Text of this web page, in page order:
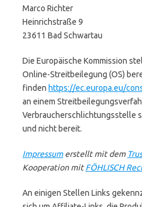
Marco Richter
Heinrichstraße 9
23611 Bad Schwartau
Die Europäische Kommission
Online-Streitbeilegung (OS)
finden https://ec.europa.eu/
an einem
Verbraucherschlichtungsstelle
und nicht bereit.
Impressumerstellt mit dem
Kooperation mitFÖHLISCH
An einigen Stellen Links